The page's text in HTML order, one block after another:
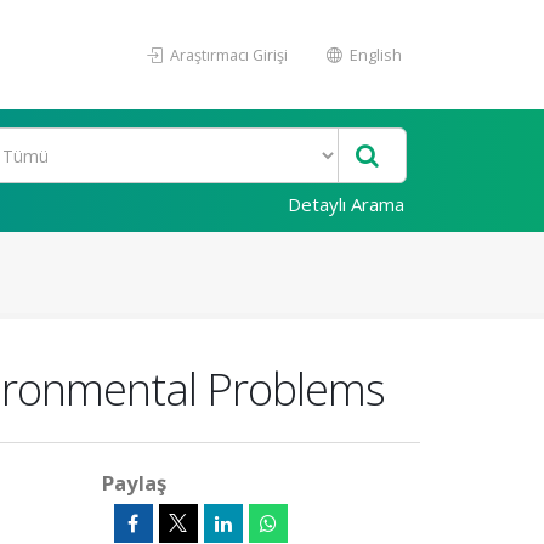
Araştırmacı Girişi English
Detaylı Arama
Problems
Paylaş